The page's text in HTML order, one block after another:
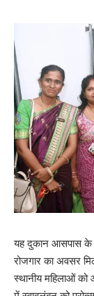
यह दुकान आसपास के
रोजगार का अवसर
स्थानीय महिलाओं